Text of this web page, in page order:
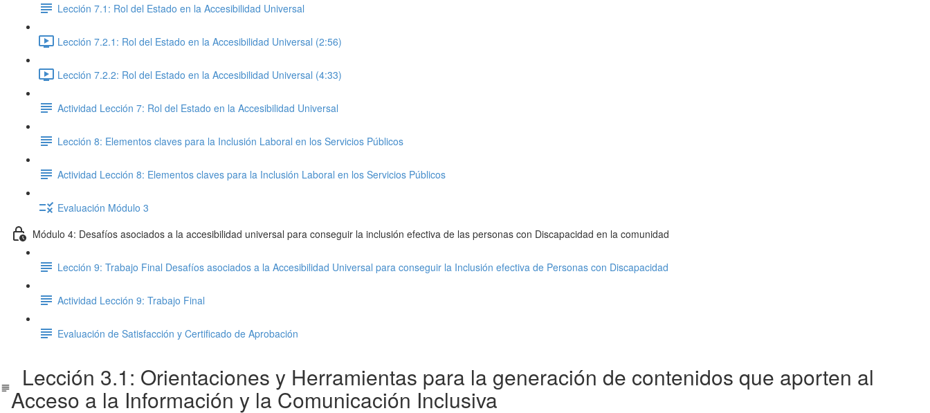
Lección 7.1: Rol del Estado en la Accesibilidad Universal
Lección 7.2.1: Rol del Estado en la Accesibilidad Universal (2:56)
Lección 7.2.2: Rol del Estado en la Accesibilidad Universal (4:33)
Actividad Lección 7: Rol del Estado en la Accesibilidad Universal
Lección 8: Elementos claves para la Inclusión Laboral en los Servicios Públicos
Actividad Lección 8: Elementos claves para la Inclusión Laboral en los Servicios Públicos
Evaluación Módulo 3
Módulo 4: Desafíos asociados a la accesibilidad universal para conseguir la inclusión efectiva de las personas con Discapacidad en la comunidad
Lección 9: Trabajo Final Desafíos asociados a la Accesibilidad Universal para conseguir la Inclusión efectiva de Personas con Discapacidad
Actividad Lección 9: Trabajo Final
Evaluación de Satisfacción y Certificado de Aprobación
Lección 3.1: Orientaciones y Herramientas para la generación de contenidos que aporten al
Acceso a la Información y la Comunicación Inclusiva